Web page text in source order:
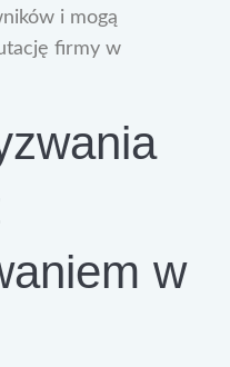
i mogą
firmy w
w